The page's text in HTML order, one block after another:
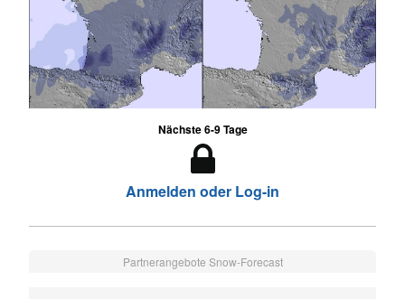
Nächste 6-9 Tage
Anmelden oder Log-in
Partnerangebote Snow-Forecast